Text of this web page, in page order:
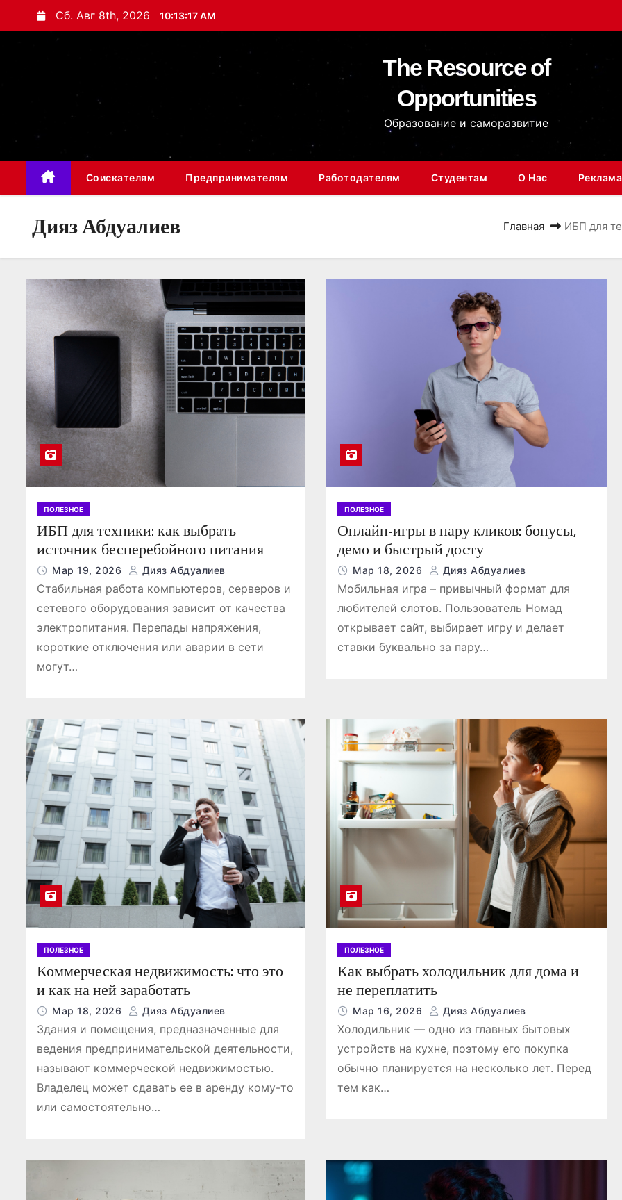
е
с
ж
Сб. Авг 8th, 2026 10:13:19 AM
The Resource of
Opportunities
Образование и саморазвитие
Соискателям Предпринимателям Работодателям Студентам О Нас Реклама
Дияз Абдуалиев Главная ИБП для
ПОЛЕЗНОЕ
ИБП для техники: как выбрать
источник бесперебойного питания
Мар 19, 2026 Дияз Абдуалиев
Стабильная работа компьютеров, серверов и
сетевого оборудования зависит от качества
электропитания. Перепады напряжения,
короткие отключения или аварии в сети
могут…
ПОЛЕЗНОЕ
Онлайн-игры в пару кликов: бонусы,
демо и быстрый досту
Мар 18, 2026 Дияз Абдуалиев
Мобильная игра – привычный формат для
любителей слотов. Пользователь Номад
открывает сайт, выбирает игру и делает
ставки буквально за пару…
ПОЛЕЗНОЕ
Коммерческая недвижимость: что это
и как на ней заработать
Мар 18, 2026 Дияз Абдуалиев
Здания и помещения, предназначенные для
ведения предпринимательской деятельности,
называют коммерческой недвижимостью.
Владелец может сдавать ее в аренду кому-то
или самостоятельно…
ПОЛЕЗНОЕ
Как выбрать холодильник для дома и
не переплатить
Мар 16, 2026 Дияз Абдуалиев
Холодильник — одно из главных бытовых
устройств на кухне, поэтому его покупка
обычно планируется на несколько лет. Перед
тем как…